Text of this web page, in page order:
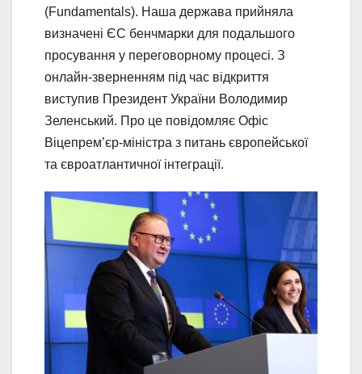
(Fundamentals). Наша держава прийняла
визначені ЄС бенчмарки для подальшого
просування у переговорному процесі. З
онлайн-зверненням під час відкриття
виступив Президент України Володимир
Зеленський. Про це повідомляє Офіс
Віцепрем’єр-міністра з питань європейської
та євроатлантичної інтеграції.